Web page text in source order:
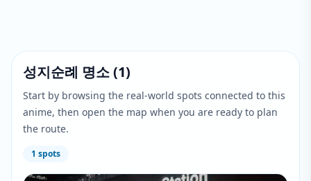
성지순례 명소(1)
Start by browsing the real-world spots connected to this
anime, then open the map when you are ready to plan
the route.
1 spots